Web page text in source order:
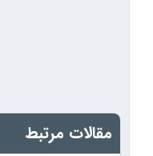
مقالات مرتبط